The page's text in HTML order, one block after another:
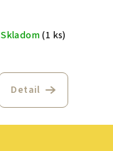
Skladom(1 ks)
Detail